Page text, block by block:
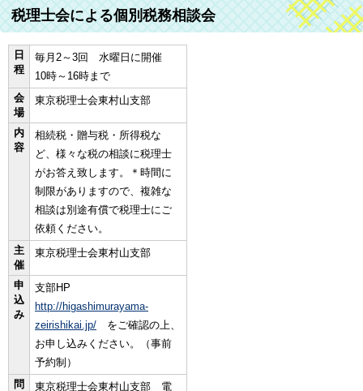
税理士会による個別税務相談会
日
程
毎月2～3回 水曜日に開催
10時～16時まで
会
場
東京税理士会東村山支部
内
容
相続税・贈与税・所得税な
ど、様々な税の相談に税理士
がお答え致します。＊時間に
制限がありますので、複雑な
相談は別途有償で税理士にご
依頼ください。
主
催
東京税理士会東村山支部
申
込
み
支部HP
http://higashimurayama-
zeirishikai.jp/ をご確認の上、
お申し込みください。（事前
予約制）
問
東京税理士会東村山支部 電